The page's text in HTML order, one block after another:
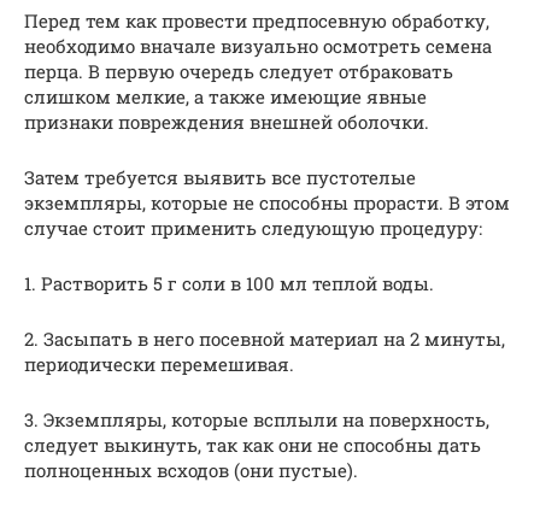
Перед тем как провести предпосевную обработку,
необходимо вначале визуально осмотреть семена
перца. В первую очередь следует отбраковать
слишком мелкие, а также имеющие явные
признаки повреждения внешней оболочки.
Затем требуется выявить все пустотелые
экземпляры, которые не способны прорасти. В этом
случае стоит применить следующую процедуру:
1. Растворить 5 г соли в 100 мл теплой воды.
2. Засыпать в него посевной материал на 2 минуты,
периодически перемешивая.
3. Экземпляры, которые всплыли на поверхность,
следует выкинуть, так как они не способны дать
полноценных всходов (они пустые).